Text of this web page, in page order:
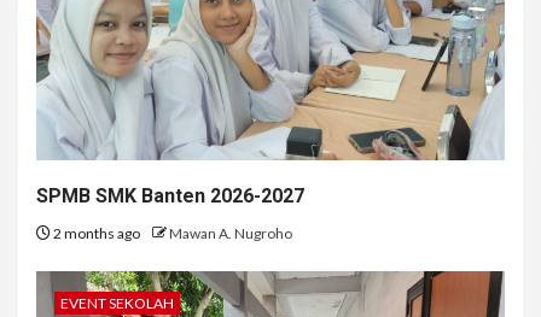
SPMB SMK Banten 2026-2027
2 months ago Mawan A. Nugroho
EVENT SEKOLAH